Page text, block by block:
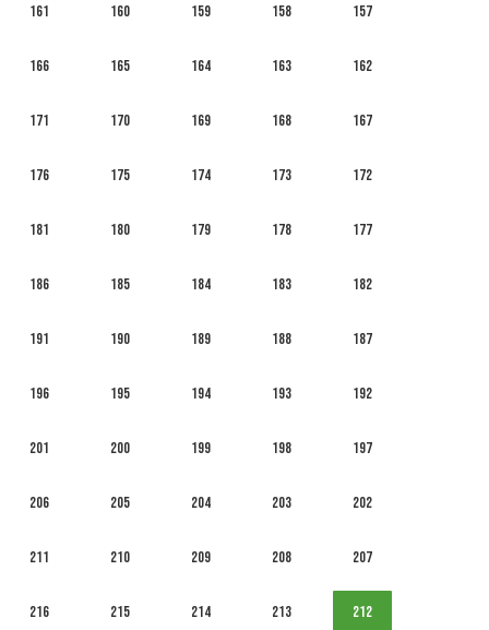
157
158
159
160
161
162
163
164
165
166
167
168
169
170
171
172
173
174
175
176
177
178
179
180
181
182
183
184
185
186
187
188
189
190
191
192
193
194
195
196
197
198
199
200
201
202
203
204
205
206
207
208
209
210
211
212
213
214
215
216